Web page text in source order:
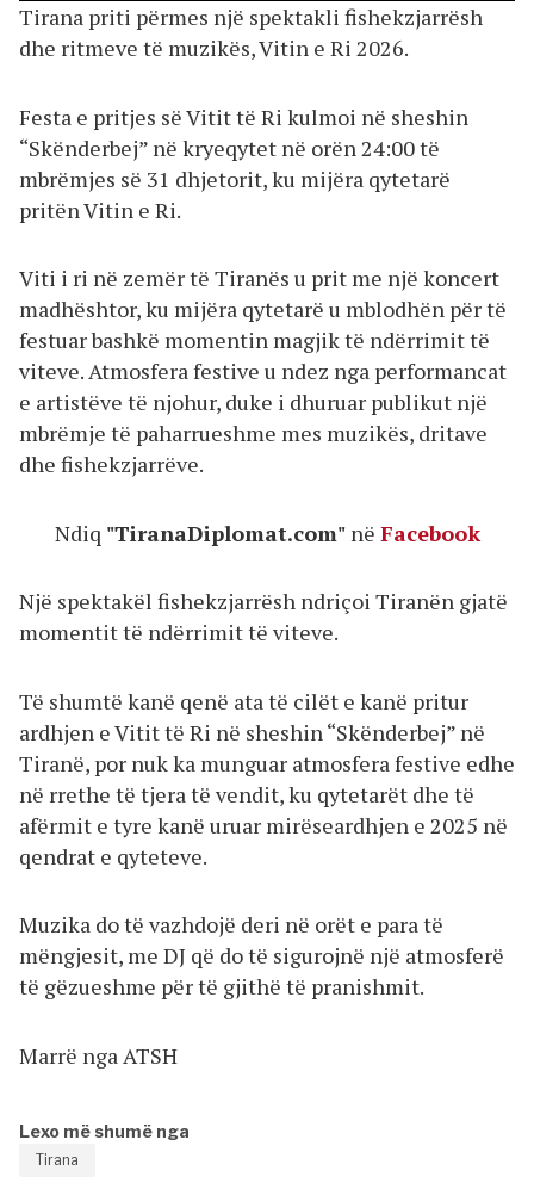
Tirana priti përmes një spektakli fishekzjarrësh
dhe ritmeve të muzikës, Vitin e Ri 2026.
Festa e pritjes së Vitit të Ri kulmoi në sheshin
“Skënderbej” në kryeqytet në orën 24:00 të
mbrëmjes së 31 dhjetorit, ku mijëra qytetarë
pritën Vitin e Ri.
Viti i ri në zemër të Tiranës u prit me një koncert
madhështor, ku mijëra qytetarë u mblodhën për të
festuar bashkë momentin magjik të ndërrimit të
viteve. Atmosfera festive u ndez nga performancat
e artistëve të njohur, duke i dhuruar publikut një
mbrëmje të paharrueshme mes muzikës, dritave
dhe fishekzjarrëve.
Ndiq "TiranaDiplomat.com" në Facebook
Një spektakël fishekzjarrësh ndriçoi Tiranën gjatë
momentit të ndërrimit të viteve.
Të shumtë kanë qenë ata të cilët e kanë pritur
ardhjen e Vitit të Ri në sheshin “Skënderbej” në
Tiranë, por nuk ka munguar atmosfera festive edhe
në rrethe të tjera të vendit, ku qytetarët dhe të
afërmit e tyre kanë uruar mirëseardhjen e 2025 në
qendrat e qyteteve.
Muzika do të vazhdojë deri në orët e para të
mëngjesit, me DJ që do të sigurojnë një atmosferë
të gëzueshme për të gjithë të pranishmit.
Marrë nga ATSH
Lexo më shumë nga
Tirana